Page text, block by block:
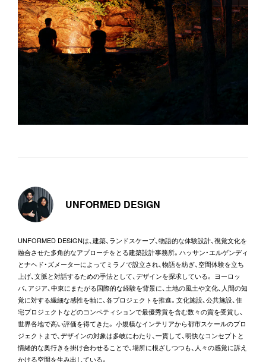
UNFORMED DESIGN
UNFORMED DESIGNは、建築、ランドスケープ、物語的な体験設計、視覚文化を
融合させた多角的なアプローチをとる建築設計事務所。ハッサン・エルゲンディ
とナヘド・ズメーターによってミラノで設立され、物語を紡ぎ、空間体験を立ち
上げ、文脈と対話するための手法として、デザインを探求している。 ヨーロッ
パ、アジア、中東にまたがる国際的な経験を背景に、土地の風土や文化、人間の知
覚に対する繊細な感性を軸に、各プロジェクトを推進。文化施設、公共施設、住
宅プロジェクトなどのコンペティションで最優秀賞を含む数々の賞を受賞し、
世界各地で高い評価を得てきた。 小規模なインテリアから都市スケールのプロ
ジェクトまで、デザインの対象は多岐にわたり、一貫して、明快なコンセプトと
情緒的な奥行きを掛け合わせることで、場所に根ざしつつも、人々の感覚に訴え
かける空間を生み出している。